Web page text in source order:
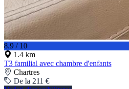
8.9 / 10
1.4 km
T3 familial avec chambre d'enfants
Chartres
De la 211 €